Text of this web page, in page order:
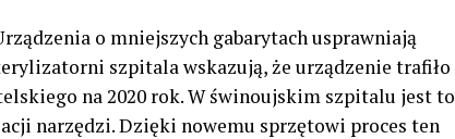
o mniejszych gabarytach usprawniają
szpitala wskazują, że urządzenie trafiło
na 2020 rok. W świnoujskim szpitalu jest to
narzędzi. Dzięki nowemu sprzętowi proces ten